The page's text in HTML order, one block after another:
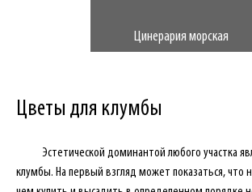
Цинерария морская
Цветы для клумбы
Эстетической доминантой любого участка
клумбы. На первый взгляд может показаться, что